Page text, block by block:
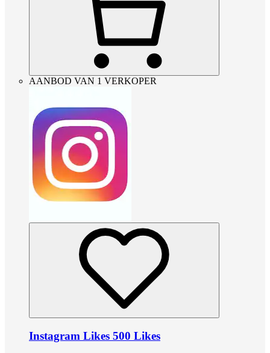
AANBOD VAN 1 VERKOPER
Instagram Likes 500 Likes